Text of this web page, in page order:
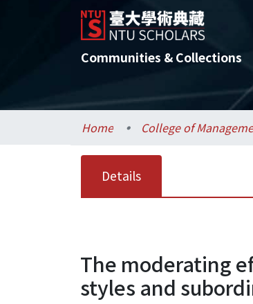
Communities & Collections
Home
Details
The moderating
styles and